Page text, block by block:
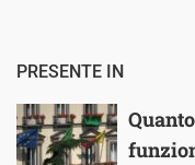
PRESENTE IN